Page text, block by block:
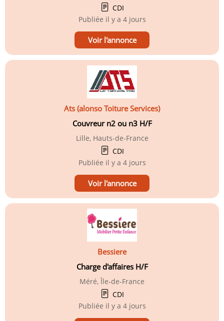
CDI
Publiée il y a 4 jours
Voir l'annonce
Ats (alonso Toiture Services)
Couvreur n2 ou n3 H/F
Lille, Hauts-de-France
CDI
Publiée il y a 4 jours
Voir l'annonce
Bessiere
Charge d'affaires H/F
Méré, Île-de-France
CDI
Publiée il y a 4 jours